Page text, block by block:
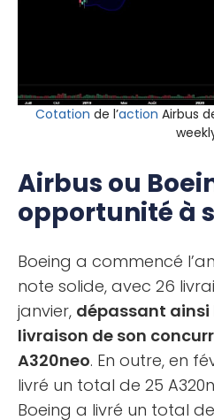
Cotation de l’action Airbus
Airbus ou
opportunité à
Boeing a commencé
note solide, avec 26
janvier, dépassant ainsi
livraison de son
A320neo. En outre, en
livré un total de 25
Boeing a livré un total